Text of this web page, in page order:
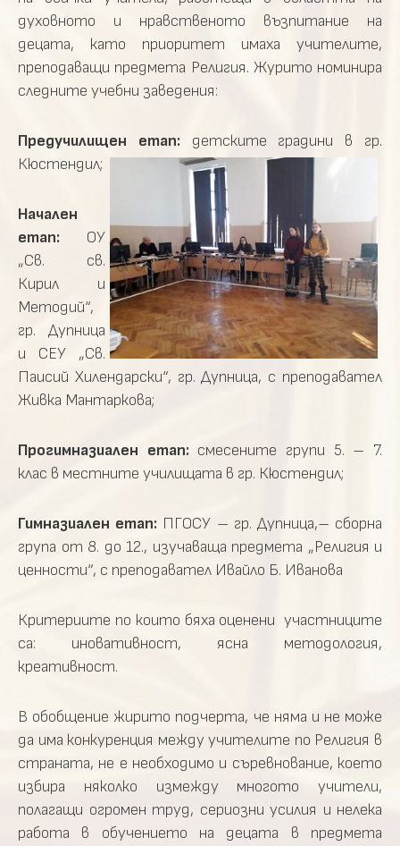
духовното и нравственото възпитание на
децата, като приоритет имаха учителите,
преподаващи предмета Религия. Журито номинира
следните учебни заведения:
Предучилищен етап: детските градини в гр.
Кюстендил;
Начален
етап: ОУ
„Св. св.
Кирил и
Методий“,
гр. Дупница
и СЕУ „Св.
Паисий Хилендарски“, гр. Дупница, с преподавател
Живка Мантаркова;
Прогимназиален етап:смесените групи 5. – 7.
клас в местните училищата в гр. Кюстендил;
Гимназиален етап: ПГОСУ – гр. Дупница,– сборна
група от 8. до 12., изучаваща предмета „Религия и
ценности“, с преподавател Ивайло Б. Иванова
Критериите по които бяха оценени участниците
са: иновативност, ясна методология,
креативност.
В обобщение жирито подчерта, че няма и не може
да има конкуренция между учителите по Религия в
страната, не е необходимо и съревнование, което
избира няколко измежду многото учители,
полагащи огромен труд, сериозни усилия и нелека
работа в обучението на децата в предмета